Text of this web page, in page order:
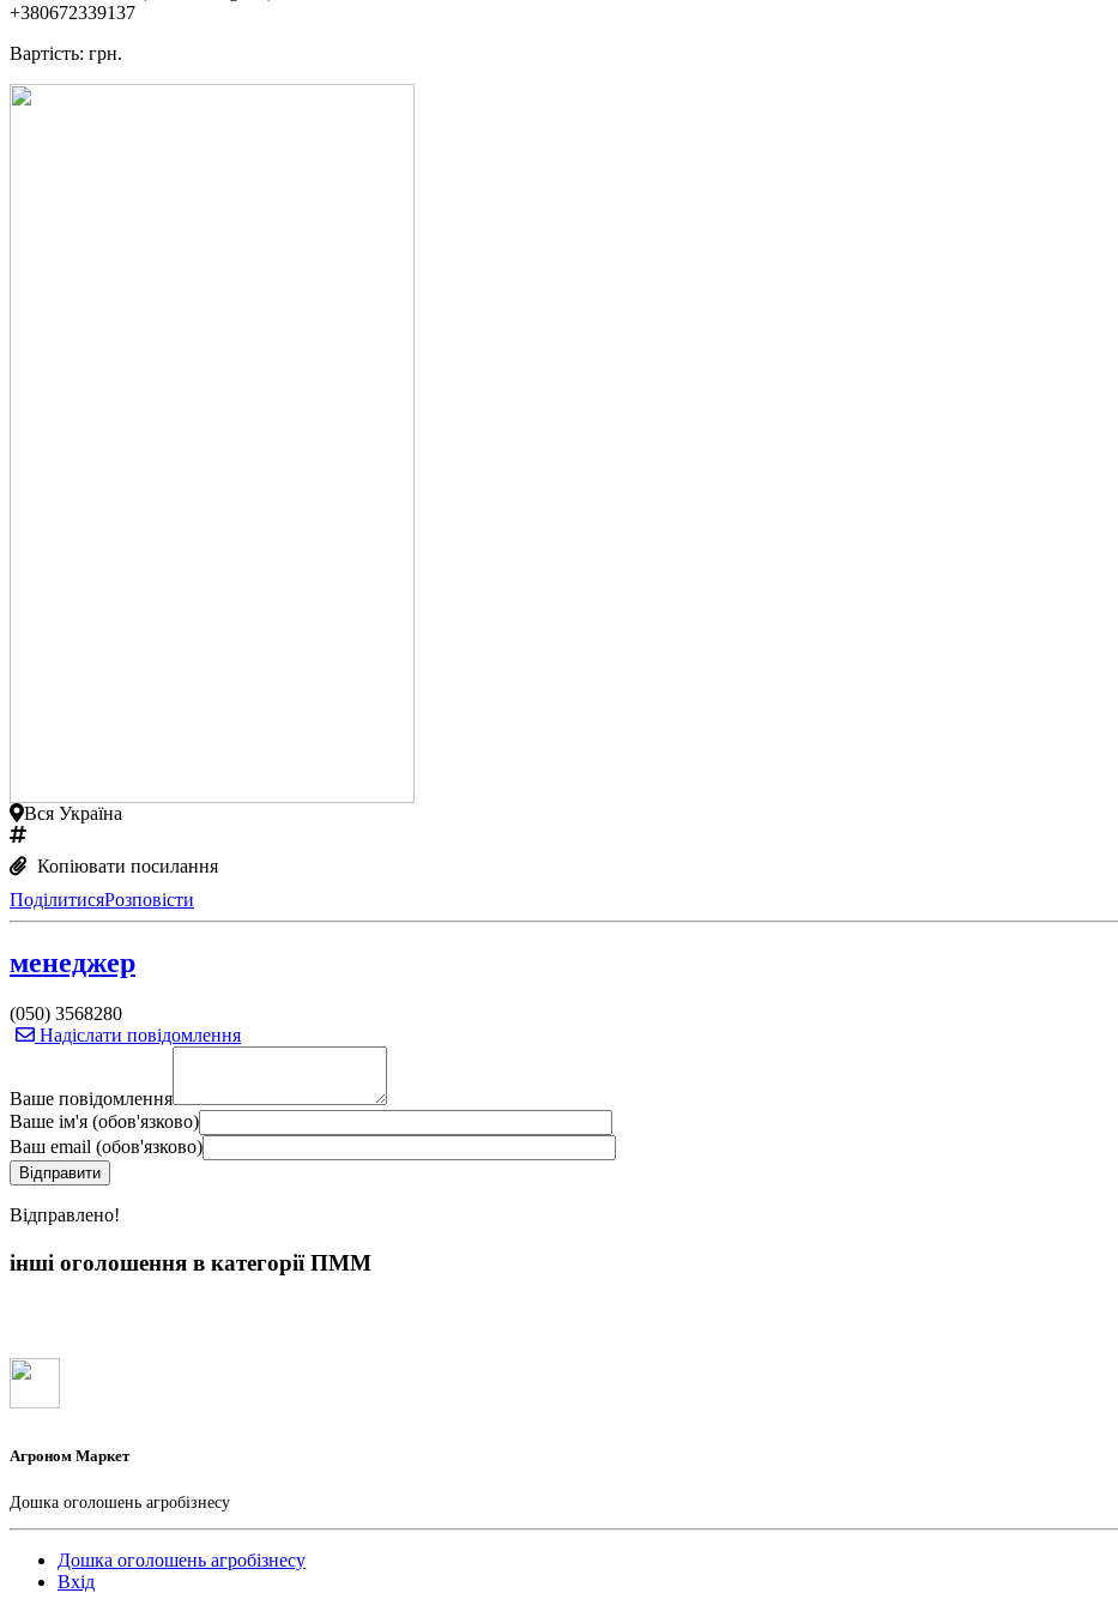
+380672339137
Вартість: грн.
Вся Україна
Копіювати посилання
ПоділитисяРозповісти
менеджер
(050) 3568280
Надіслати повідомлення
Ваше повідомлення
Ваше ім'я (обов'язково)
Ваш email (обов'язково)
Вiдправлено!
інші оголошення в категорії ПММ
Агроном Маркет
Дошка оголошень агробізнесу
Дошка оголошень агробізнесу
Вхід